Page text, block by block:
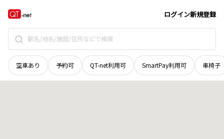
ログイン新規登録
空車あり 予約可 QT-net利用可 SmartPay利用可 車椅子
愛知県